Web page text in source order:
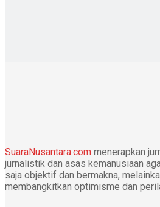
SuaraNusantara.com menerapkan
jurnalistik dan asas kemanusiaan
saja objektif dan bermakna,
membangkitkan optimisme dan